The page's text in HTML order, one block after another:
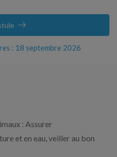
: 18 septembre 2026
: Assurer
et en eau, veiller au bon